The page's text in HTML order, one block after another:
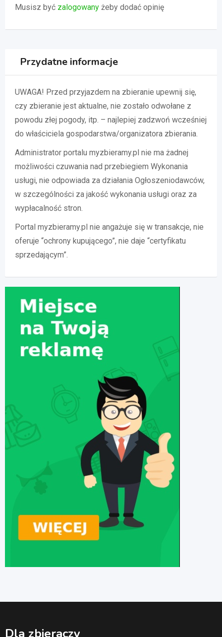
Musisz być zalogowany żeby dodać opinię
Przydatne informacje
UWAGA! Przed przyjazdem na zbieranie upewnij się,
czy zbieranie jest aktualne, nie zostało odwołane z
powodu złej pogody, itp. – najlepiej zadzwoń wcześniej
do właściciela gospodarstwa/organizatora zbierania.
Administrator portalu myzbieramy.pl nie ma żadnej
możliwości czuwania nad przebiegiem Wykonania
usługi, nie odpowiada za działania Ogłoszeniodawców,
w szczególności za jakość wykonania usługi oraz za
wypłacalność stron.
Portal myzbieramy.pl nie angażuje się w transakcje, nie
oferuje “ochrony kupującego”, nie daje “certyfikatu
sprzedającym”.
Dla zbieraczy